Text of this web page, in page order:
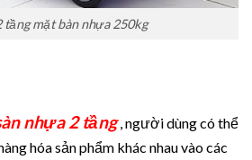
tầng mặt bàn nhựa 250kg
nhựa 2 tầng, người dùng có thể
hóa sản phẩm khác nhau vào các